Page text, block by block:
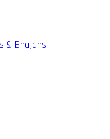
& Bhajans